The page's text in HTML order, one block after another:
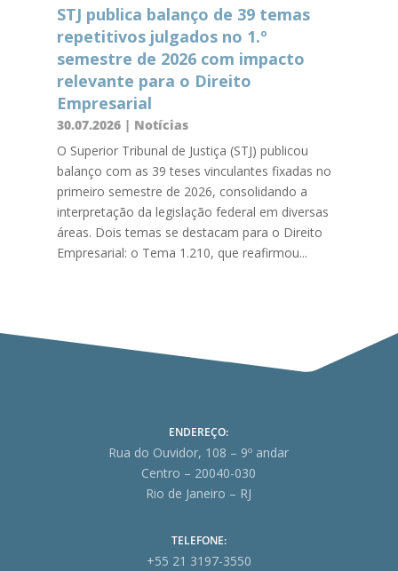
STJ publica balanço de 39 temas
repetitivos julgados no 1.º
semestre de 2026 com impacto
relevante para o Direito
Empresarial
30.07.2026| Notícias
O Superior Tribunal de Justiça (STJ) publicou
balanço com as 39 teses vinculantes fixadas no
primeiro semestre de 2026, consolidando a
interpretação da legislação federal em diversas
áreas. Dois temas se destacam para o Direito
Empresarial: o Tema 1.210, que reafirmou...
ENDEREÇO:
Rua do Ouvidor, 108 – 9º andar
Centro – 20040-030
Rio de Janeiro – RJ
TELEFONE:
+55 21 3197-3550